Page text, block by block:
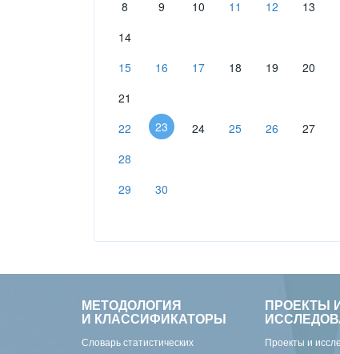
8
9 10 11 12
13
14
15
16 17 18 19
20
21
22
23 24 25 26
27
28
29
30
МЕТОДОЛОГИЯ
И КЛАССИФИКАТОРЫ
Словарь статистических
ПРОЕКТЫ
Проекты и